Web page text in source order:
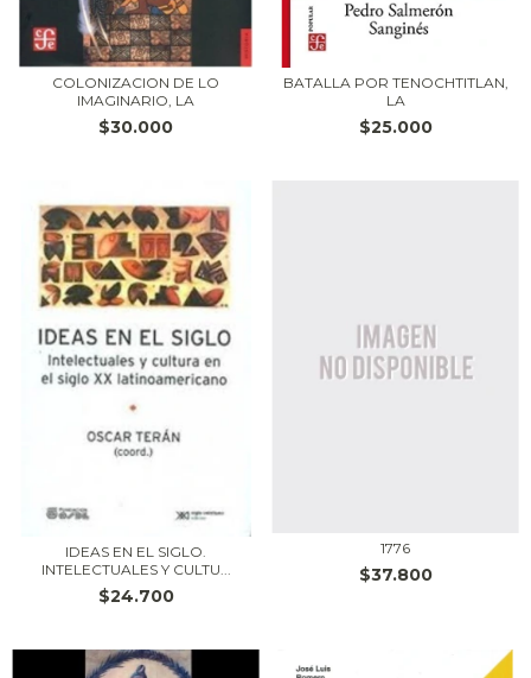
COLONIZACION DE LO
IMAGINARIO, LA
$30.000
BATALLA POR TENOCHTITLAN,
LA
$25.000
IDEAS EN EL SIGLO.
INTELECTUALES Y CULTU...
$24.700
1776
$37.800